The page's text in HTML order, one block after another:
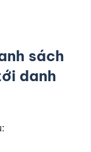
sách
danh